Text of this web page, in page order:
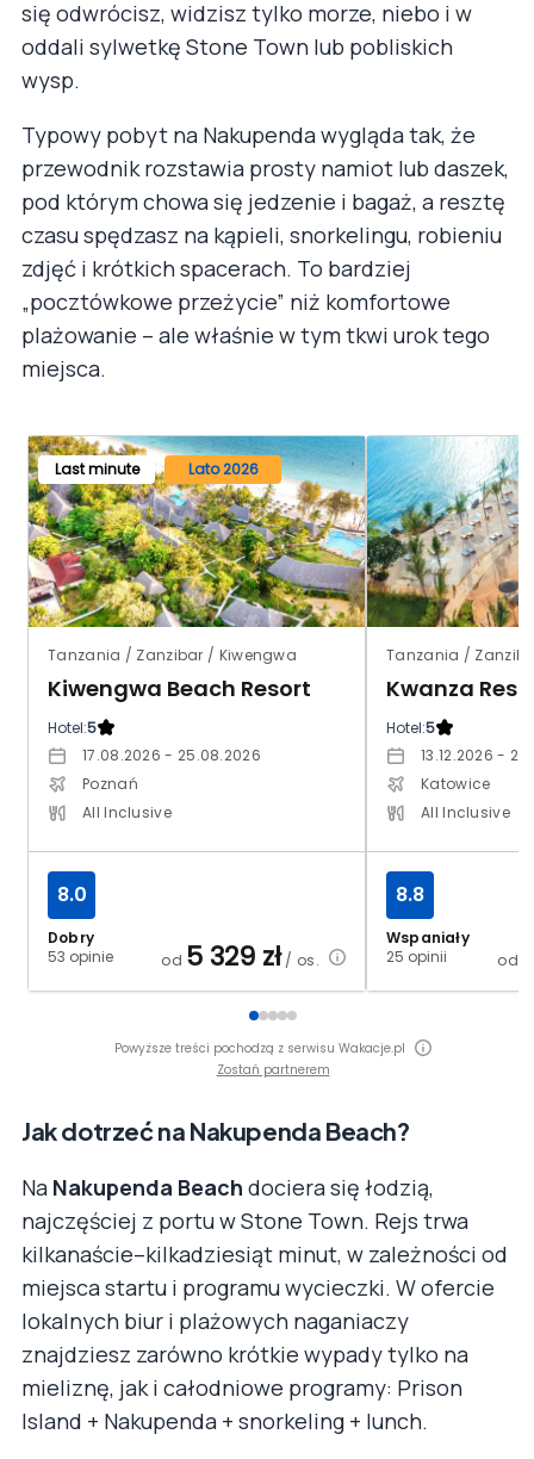
się odwrócisz, widzisz tylko morze, niebo i w
oddali sylwetkę Stone Town lub pobliskich
wysp.
Typowy pobyt na Nakupenda wygląda tak, że
przewodnik rozstawia prosty namiot lub daszek,
pod którym chowa się jedzenie i bagaż, a resztę
czasu spędzasz na kąpieli, snorkelingu, robieniu
zdjęć i krótkich spacerach. To bardziej
„pocztówkowe przeżycie” niż komfortowe
plażowanie – ale właśnie w tym tkwi urok tego
miejsca.
Last minute Lato 2026
Tanzania / Zanzibar / Kiwengwa
Kiwengwa Beach Resort
Hotel:5
17.08.2026 - 25.08.2026
Poznań
All Inclusive
Dobry
53 opinie
8.0
od 5 329 zł/ os.
Tanzania /
Kwanza
Hotel:5
13.12.2026 -
Katowice
All Inclusive
Wspaniały
25 opinii
8.8
od
Powyższe treści pochodzą z serwisu Wakacje.pl
Zostań partnerem
Jak dotrzeć na Nakupenda Beach?
Na Nakupenda Beach dociera się łodzią,
najczęściej z portu w Stone Town. Rejs trwa
kilkanaście–kilkadziesiąt minut, w zależności od
miejsca startu i programu wycieczki. W ofercie
lokalnych biur i plażowych naganiaczy
znajdziesz zarówno krótkie wypady tylko na
mieliznę, jak i całodniowe programy: Prison
Island + Nakupenda + snorkeling + lunch.